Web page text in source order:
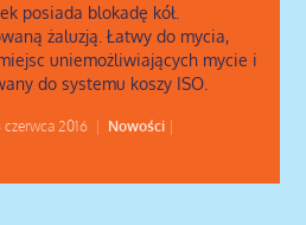
posiada blokadę kół.
żaluzją. Łatwy do mycia,
uniemożliwiających mycie i
do systemu koszy ISO.
czerwca 2016 Nowości